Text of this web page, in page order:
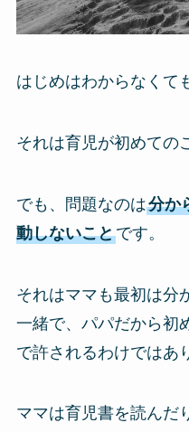
はじめはわからなくて
それは育児が初めての
でも、問題なのは分か
動しないことです。
それはママも最初は分
一緒で、パパだから初
で許されるわけではあ
ママは育児書を読んだ